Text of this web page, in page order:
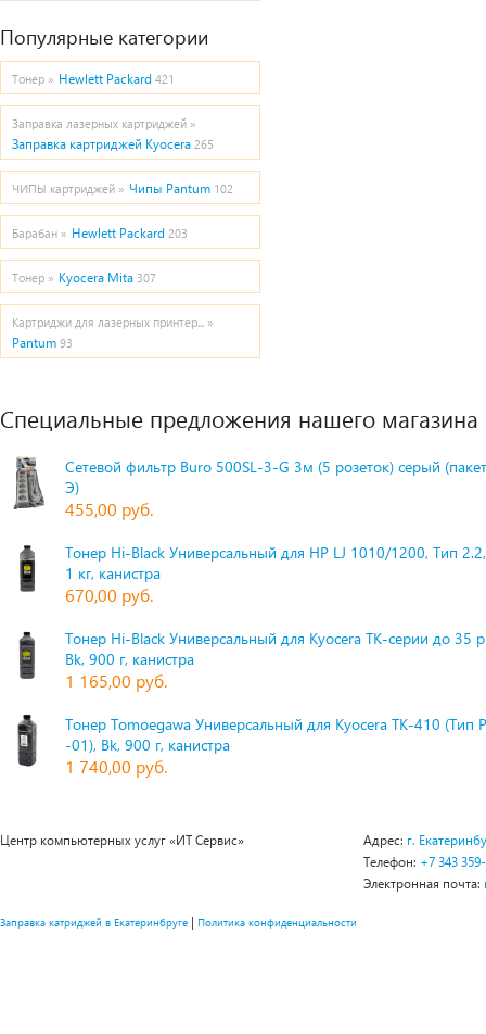
Популярные категории
Тонер » Hewlett Packard 421
Заправка лазерных картриджей »
Заправка картриджей Kyocera 265
ЧИПЫ картриджей » Чипы Pantum 102
Барабан » Hewlett Packard 203
Тонер » Kyocera Mita 307
Картриджи для лазерных принтер... »
Pantum 93
Специальные предложения нашего магазина
Сетевой фильтр Buro 500SL-3-G 3м (5 розеток) серый
Э)
455,00 руб.
Тонер Hi-Black Универсальный для HP LJ 1010/1200, Тип
1 кг, канистра
670,00 руб.
Тонер Hi-Black Универсальный для Kyocera TK-серии до 35
Bk, 900 г, канистра
1 165,00 руб.
Тонер Tomoegawa Универсальный для Kyocera TK-410 (Тип
-01), Bk, 900 г, канистра
1 740,00 руб.
Центр компьютерных услуг «ИТ Сервис» Адрес: г.
Телефон: +7 343
Электронная почта:
Заправка катриджей в Екатеринбруге | Политика конфиденциальности